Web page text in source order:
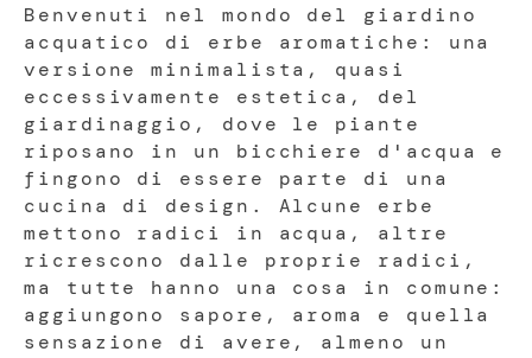
Benvenuti nel mondo del giardino
acquatico di erbe aromatiche: una
versione minimalista, quasi
eccessivamente estetica, del
giardinaggio, dove le piante
riposano in un bicchiere d'acqua e
fingono di essere parte di una
cucina di design. Alcune erbe
mettono radici in acqua, altre
ricrescono dalle proprie radici,
ma tutte hanno una cosa in comune:
aggiungono sapore, aroma e quella
sensazione di avere, almeno un